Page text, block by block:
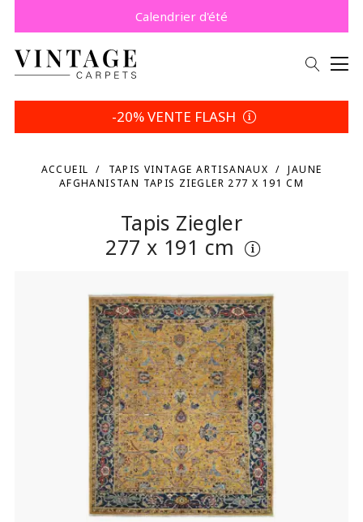
Promo -5% | Votre choix
Payez plus tard avec Klarna.
Calendrier d'été
-20% VENTE FLASH
ACCUEIL TAPIS VINTAGE ARTISANAUX
JAUNE
AFGHANISTAN TAPIS ZIEGLER 277 X 191 CM
Tapis Ziegler
277 x 191 cm